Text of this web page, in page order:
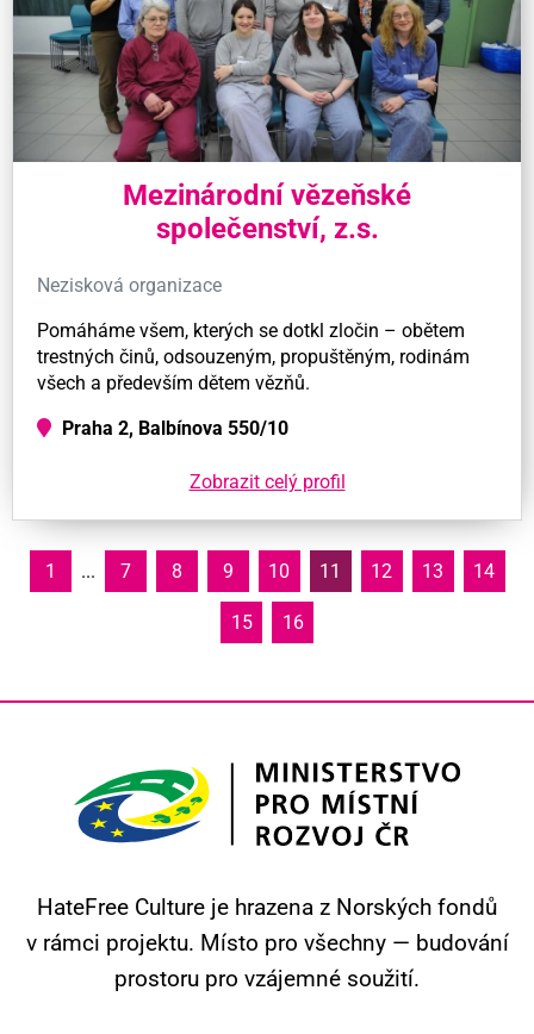
Mezinárodní vězeňské
společenství, z.s.
Nezisková organizace
Pomáháme všem, kterých se dotkl zločin – obětem
trestných činů, odsouzeným, propuštěným, rodinám
všech a především dětem vězňů.
Praha 2, Balbínova 550/10
Zobrazit celý profil
1 ... 7 8 9 10 11 12 13 14
15 16
HateFree Culture je hrazena z Norských fondů
v rámci projektu. Místo pro všechny — budování
prostoru pro vzájemné soužití.